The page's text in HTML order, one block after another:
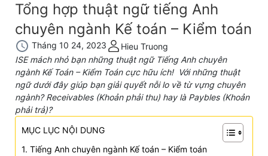
Tổng hợp thuật ngữ tiếng Anh
chuyên ngành Kế toán – Kiểm toán
Tháng 10 24, 2023
Hieu Truong
ISE mách nhỏ bạn những thuật ngữ Tiếng Anh chuyên
ngành Kế Toán – Kiểm Toán cực hữu ích! Với những thuật
ngữ dưới đây giúp bạn giải quyết nỗi lo về từ vựng chuyên
ngành? Receivables (Khoản phải thu) hay là Paybles (Khoản
phải trả)?
MỤC LỤC NỘI DUNG
1. Tiếng Anh chuyên ngành Kế toán – Kiểm toán